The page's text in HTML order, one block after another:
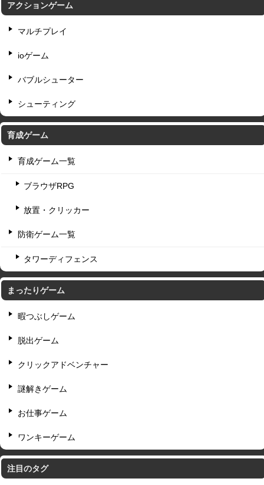
アクションゲーム
マルチプレイ
ioゲーム
バブルシューター
シューティング
育成ゲーム
育成ゲーム一覧
ブラウザRPG
放置・クリッカー
防衛ゲーム一覧
タワーディフェンス
まったりゲーム
暇つぶしゲーム
脱出ゲーム
クリックアドベンチャー
謎解きゲーム
お仕事ゲーム
ワンキーゲーム
注目のタグ